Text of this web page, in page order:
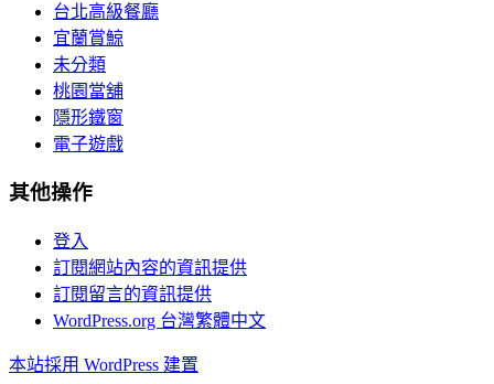
台北高級餐廳
宜蘭賞鯨
未分類
桃園當舖
隱形鐵窗
電子遊戲
其他操作
登入
訂閱網站內容的資訊提供
訂閱留言的資訊提供
WordPress.org 台灣繁體中文
本站採用 WordPress 建置